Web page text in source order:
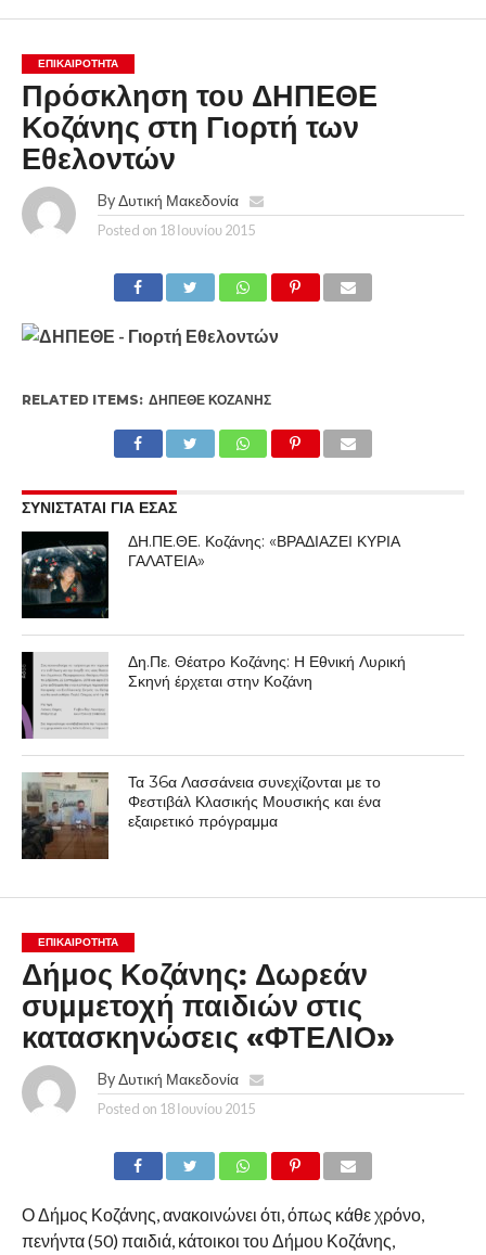
ΕΠΙΚΑΙΡΟΤΗΤΑ
Πρόσκληση του ΔΗΠΕΘΕ
Κοζάνης στη Γιορτή των
Εθελοντών
By Δυτική Μακεδονία
Posted on 18 Ιουνίου 2015
RELATED ITEMS: ΔΗΠΕΘΕ ΚΟΖΆΝΗΣ
ΣΥΝΙΣΤΑΤΑΙ ΓΙΑ ΕΣΑΣ
ΔΗ.ΠΕ.ΘΕ. Κοζάνης: «ΒΡΑΔΙΑΖΕΙ ΚΥΡΙΑ
ΓΑΛΑΤΕΙΑ»
Δη.Πε. Θέατρο Κοζάνης: Η Εθνική Λυρική
Σκηνή έρχεται στην Κοζάνη
Τα 36α Λασσάνεια συνεχίζονται με το
Φεστιβάλ Κλασικής Μουσικής και ένα
εξαιρετικό πρόγραμμα
ΕΠΙΚΑΙΡΟΤΗΤΑ
Δήμος Κοζάνης: Δωρεάν
συμμετοχή παιδιών στις
κατασκηνώσεις «ΦΤΕΛΙΟ»
By Δυτική Μακεδονία
Posted on 18 Ιουνίου 2015
Ο Δήμος Κοζάνης, ανακοινώνει ότι, όπως κάθε χρόνο,
πενήντα (50) παιδιά, κάτοικοι του Δήμου Κοζάνης,